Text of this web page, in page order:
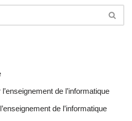
de l’informatique
de l’informatique